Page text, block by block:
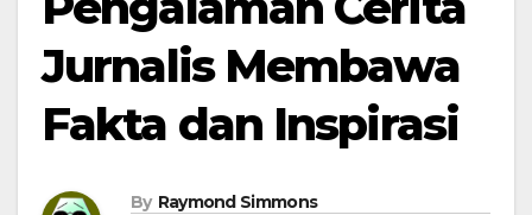
Jurnalis Membawa
Fakta dan Inspirasi
By Raymond Simmons